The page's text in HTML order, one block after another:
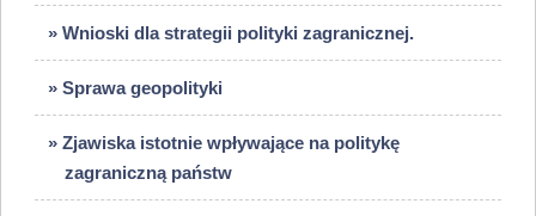
» Wnioski dla strategii polityki zagranicznej.
» Sprawa geopolityki
» Zjawiska istotnie wpływające na politykę
zagraniczną państw